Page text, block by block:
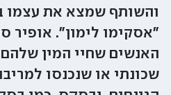
והשותף שמצא את עצמו
"אסקימו לימון". אופיר
האנשים שחיי המין
שכונתי או שנכנסו